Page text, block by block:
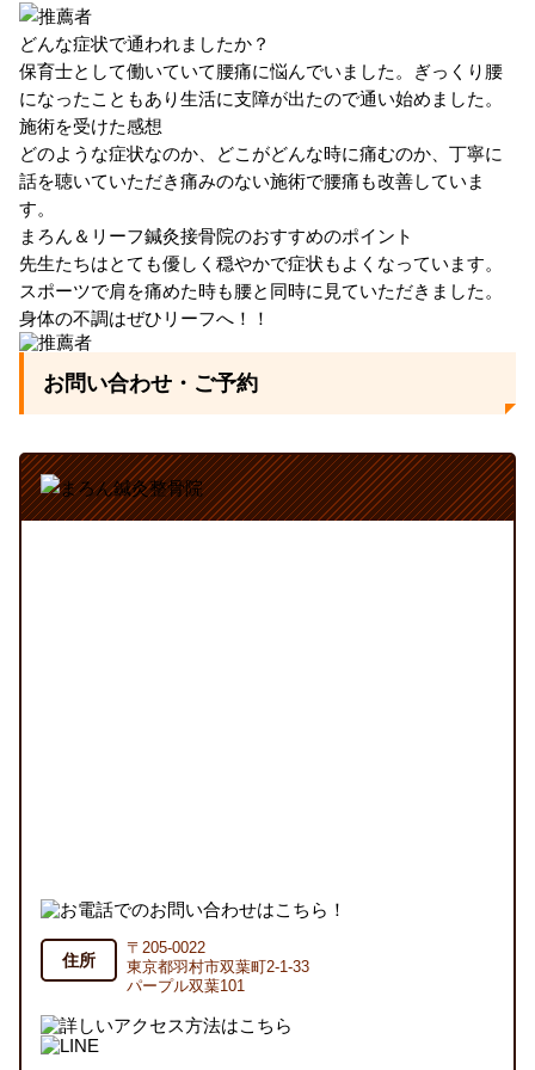
どんな症状で通われましたか？
保育士として働いていて腰痛に悩んでいました。ぎっくり腰
になったこともあり生活に支障が出たので通い始めました。
施術を受けた感想
どのような症状なのか、どこがどんな時に痛むのか、丁寧に
話を聴いていただき痛みのない施術で腰痛も改善していま
す。
まろん＆リーフ鍼灸接骨院のおすすめのポイント
先生たちはとても優しく穏やかで症状もよくなっています。
スポーツで肩を痛めた時も腰と同時に見ていただきました。
身体の不調はぜひリーフへ！！
お問い合わせ・ご予約
住所
〒205-0022
東京都羽村市双葉町2-1-33
パープル双葉101